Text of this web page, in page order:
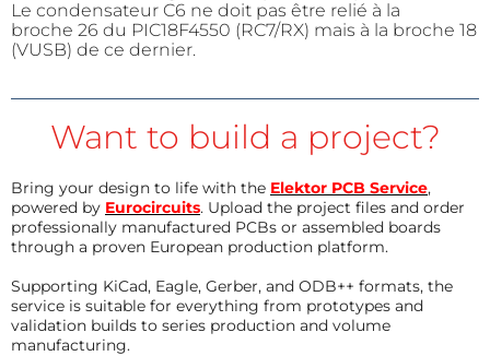
Le condensateur C6 ne doit pas être relié à la
broche 26 du PIC18F4550 (RC7/RX) mais à la broche 18
(VUSB) de ce dernier.
Want to build a project?
Bring your design to life with the Elektor PCB Service,
powered by Eurocircuits. Upload the project files and order
professionally manufactured PCBs or assembled boards
through a proven European production platform.
Supporting KiCad, Eagle, Gerber, and ODB++ formats, the
service is suitable for everything from prototypes and
validation builds to series production and volume
manufacturing.